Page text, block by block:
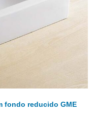
fondo reducido GME